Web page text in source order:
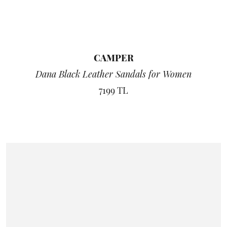
CAMPER
Dana Black Leather Sandals for Women
7199 TL